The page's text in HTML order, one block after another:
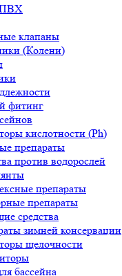
ПВХ
клапаны
(Колени)
фитинг
кислотности (Ph)
препараты
против водорослей
препараты
препараты
средства
зимней консервации
щелочности
бассейна